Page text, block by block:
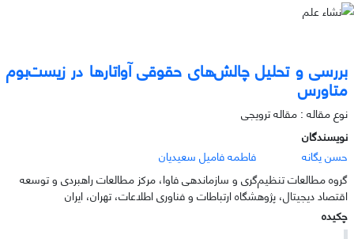
بررسی و تحلیل چالش‌های حقوقی آواتارها در زیست‌بوم
متاورس
نوع مقاله : مقاله ترویجی
نویسندگان
حسن یگانه
فاطمه فامیل سعیدیان
گروه مطالعات تنظیم‌گری و سازماندهی فاوا، مرکز مطالعات راهبردی و توسعه
اقتصاد دیجیتال، پژوهشگاه ارتباطات و فناوری اطلاعات، تهران، ایران
چکیده